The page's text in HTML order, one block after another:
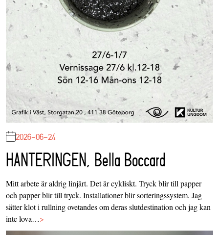
2026-06-24
HANTERINGEN, Bella Boccard
Mitt arbete är aldrig linjärt. Det är cykliskt. Tryck blir till papper
och papper blir till tryck. Installationer blir sorteringssystem. Jag
sätter klot i rullning ovetandes om deras slutdestination och jag kan
inte lova…>